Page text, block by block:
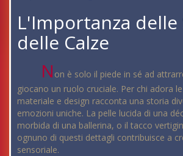
L'Importanza delle
delle Calze
N on è solo il piede in sé ad
giocano un ruolo cruciale. Per chi adora
materiale e design racconta una storia
emozioni uniche. La pelle lucida di una
morbida di una ballerina, o il tacco
ognuno di questi dettagli contribuisce a
sensoriale.